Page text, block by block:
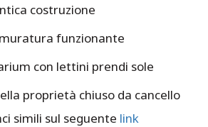
costruzione
funzionante
con lettini prendi sole
proprietà chiuso da cancello
simili sul seguente link